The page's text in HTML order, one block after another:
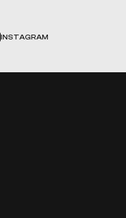
INSTAGRAM